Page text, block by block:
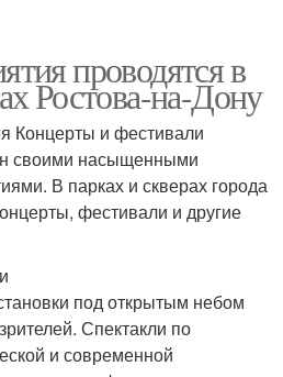
проводятся в
Ростова-на-Дону
Концерты и фестивали
своими насыщенными
В парках и скверах города
фестивали и другие
под открытым небом
Спектакли по
и современной